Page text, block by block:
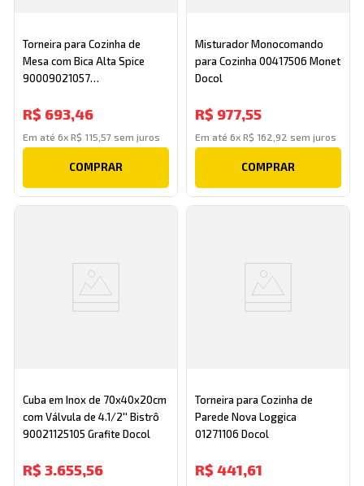
Torneira para Cozinha de
Mesa com Bica Alta Spice
90009021057
R$ 693,46
Em até6xR$ 115 ,57 sem juros
COMPRAR
Misturador Monocomando
para Cozinha 00417506 Monet
Docol
R$ 977,55
Em até 6x R$ 162 92 sem juros
COMPRAR
Cuba em Inox de 70x40x20cm
com Válvula de 4.1/2'' Bistrô
90021125105 Grafite Docol
R$ 3.655,56
Torneira para Cozinha de
Parede Nova Loggica
01271106 Docol
R$ 441,61